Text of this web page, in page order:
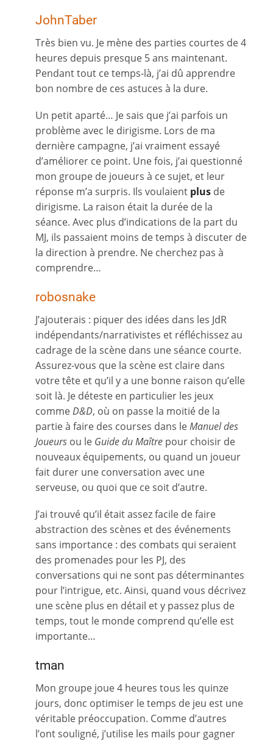
JohnTaber
Très bien vu. Je mène des parties courtes de 4
heures depuis presque 5 ans maintenant.
Pendant tout ce temps-là, j’ai dû apprendre
bon nombre de ces astuces à la dure.
Un petit aparté… Je sais que j’ai parfois un
problème avec le dirigisme. Lors de ma
dernière campagne, j’ai vraiment essayé
d’améliorer ce point. Une fois, j’ai questionné
mon groupe de joueurs à ce sujet, et leur
réponse m’a surpris. Ils voulaient plus de
dirigisme. La raison était la durée de la
séance. Avec plus d’indications de la part du
MJ, ils passaient moins de temps à discuter de
la direction à prendre. Ne cherchez pas à
comprendre…
robosnake
J’ajouterais : piquer des idées dans les JdR
indépendants/narrativistes et réfléchissez au
cadrage de la scène dans une séance courte.
Assurez-vous que la scène est claire dans
votre tête et qu’il y a une bonne raison qu’elle
soit là. Je déteste en particulier les jeux
commeD&D, où on passe la moitié de la
partie à faire des courses dans leManuel des
Joueurs ou le Guide du Maître pour choisir de
nouveaux équipements, ou quand un joueur
fait durer une conversation avec une
serveuse, ou quoi que ce soit d’autre.
J’ai trouvé qu’il était assez facile de faire
abstraction des scènes et des événements
sans importance : des combats qui seraient
des promenades pour les PJ, des
conversations qui ne sont pas déterminantes
pour l’intrigue, etc. Ainsi, quand vous décrivez
une scène plus en détail et y passez plus de
temps, tout le monde comprend qu’elle est
importante…
tman
Mon groupe joue 4 heures tous les quinze
jours, donc optimiser le temps de jeu est une
véritable préoccupation. Comme d’autres
l’ont souligné, j’utilise les mails pour gagner